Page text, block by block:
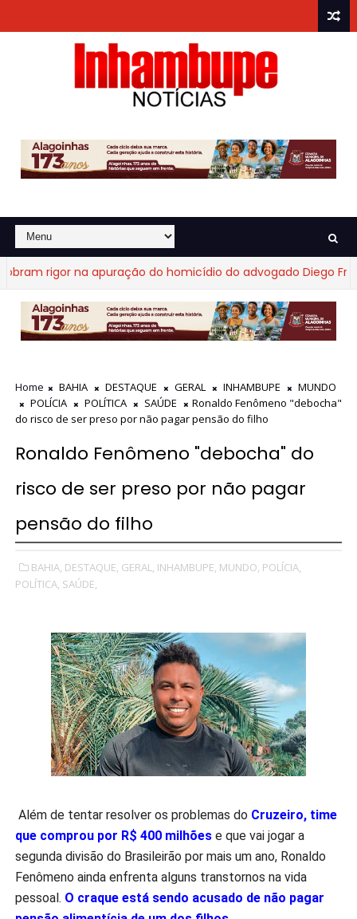
rigor na apuração do homicídio do advogado Diego Fraga
Home BAHIA DESTAQUE GERAL INHAMBUPE
MUNDO
POLÍCIA
POLÍTICA SAÚDE
Ronaldo Fenômeno "debocha"
do risco de ser preso por não pagar pensão do filho
Ronaldo Fenômeno "debocha" do
risco de ser preso por não pagar
pensão do filho
BAHIA, DESTAQUE, GERAL, INHAMBUPE, MUNDO, POLÍCIA,
POLÍTICA, SAÚDE,
Além de tentar resolver os problemas do Cruzeiro, time
que comprou por R$ 400 milhões e que vai jogar a
segunda divisão do Brasileirão por mais um ano, Ronaldo
Fenômeno ainda enfrenta alguns transtornos na vida
pessoal. O craque está sendo acusado de não pagar